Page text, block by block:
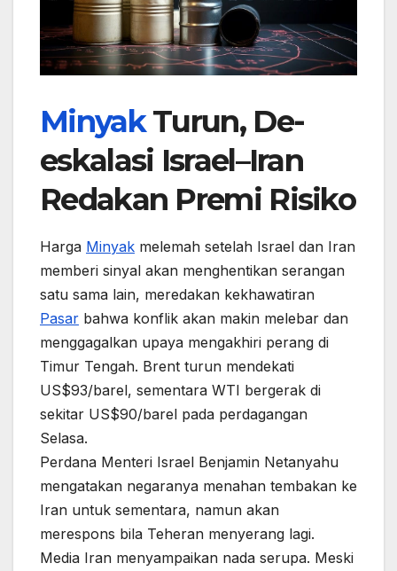
MinyakTurun, De-
eskalasi Israel–Iran
Redakan Premi Risiko
Harga Minyak melemah setelah Israel dan Iran
memberi sinyal akan menghentikan serangan
satu sama lain, meredakan kekhawatiran
Pasar bahwa konflik akan makin melebar dan
menggagalkan upaya mengakhiri perang di
Timur Tengah. Brent turun mendekati
US$93/barel, sementara WTI bergerak di
sekitar US$90/barel pada perdagangan
Selasa.
Perdana Menteri Israel Benjamin Netanyahu
mengatakan negaranya menahan tembakan ke
Iran untuk sementara, namun akan
merespons bila Teheran menyerang lagi.
Media Iran menyampaikan nada serupa. Meski